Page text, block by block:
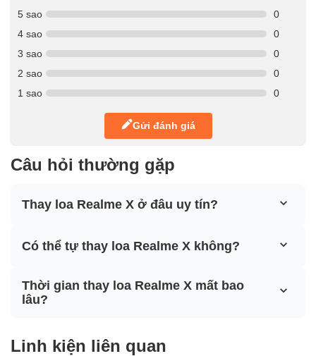
5 sao
0
4 sao
0
3 sao
0
2 sao
0
1 sao
0
Gửi đánh giá
Câu hỏi thường gặp
Thay loa Realme X ở đâu uy tín?
Có thể tự thay loa Realme X không?
Thời gian thay loa Realme X mất bao
lâu?
Linh kiện liên quan